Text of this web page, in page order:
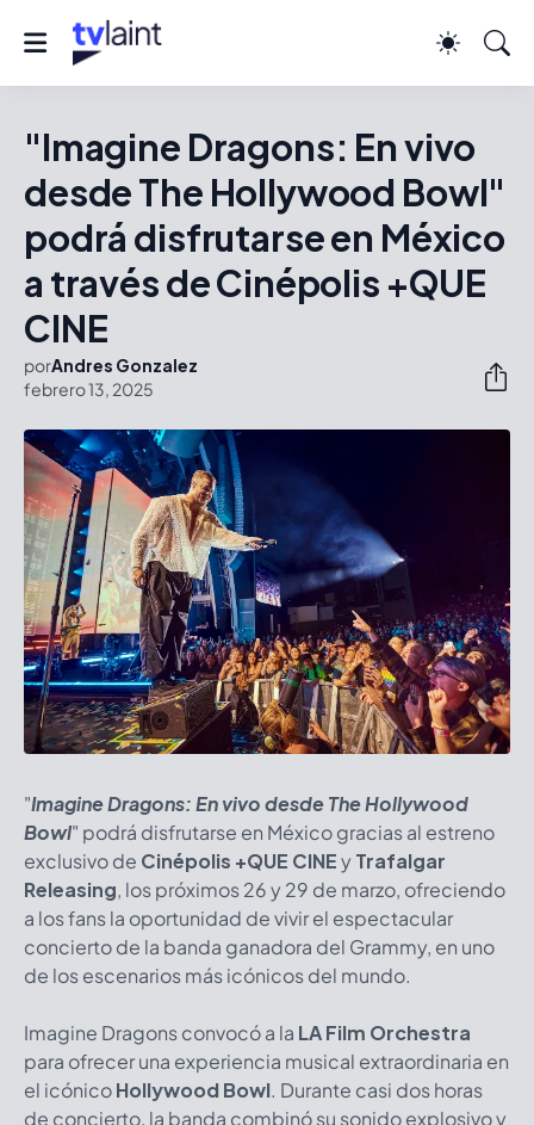
"Imagine Dragons: En vivo
desde The Hollywood Bowl"
podrá disfrutarse en México
a través de Cinépolis +QUE
CINE
porAndres Gonzalez
febrero 13, 2025
"Imagine Dragons: En vivo desde The Hollywood
Bowl" podrá disfrutarse en México gracias al estreno
exclusivo de Cinépolis +QUE CINEyTrafalgar
Releasing, los próximos 26 y 29 de marzo, ofreciendo
a los fans la oportunidad de vivir el espectacular
concierto de la banda ganadora del Grammy, en uno
de los escenarios más icónicos del mundo.
Imagine Dragons convocó a la LA Film Orchestra
para ofrecer una experiencia musical extraordinaria en
el icónicoHollywood Bowl. Durante casi dos horas
de concierto, la banda combinó su sonido explosivo y